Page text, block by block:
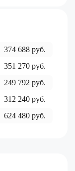
374 688 руб.
351 270 руб.
249 792 руб.
312 240 руб.
624 480 руб.